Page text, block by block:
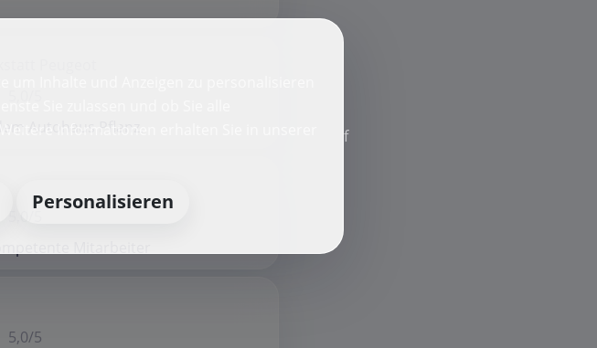
Autohaus Pflanz.
5,0/5
um Inhalte und Anzeigen zu personalisieren
Sie zulassen und ob Sie alle
Informationen erhalten Sie in unserer
Personalisieren
f